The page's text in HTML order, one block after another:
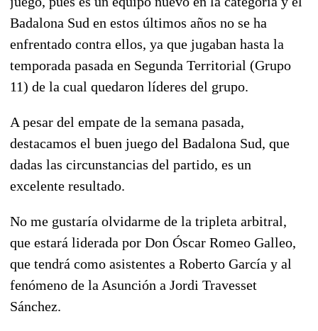
Badalona Sud en estos últimos años no se ha
enfrentado contra ellos, ya que jugaban hasta la
temporada pasada en Segunda Territorial (Grupo
11) de la cual quedaron líderes del grupo.
A pesar del empate de la semana pasada,
destacamos el buen juego del Badalona Sud, que
dadas las circunstancias del partido, es un
excelente resultado.
No me gustaría olvidarme de la tripleta arbitral,
que estará liderada por Don Óscar Romeo Galleo,
que tendrá como asistentes a Roberto García y al
fenómeno de la Asunción a Jordi Travesset
Sánchez.